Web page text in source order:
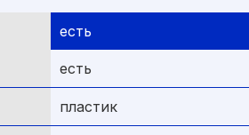
есть
есть
пластик